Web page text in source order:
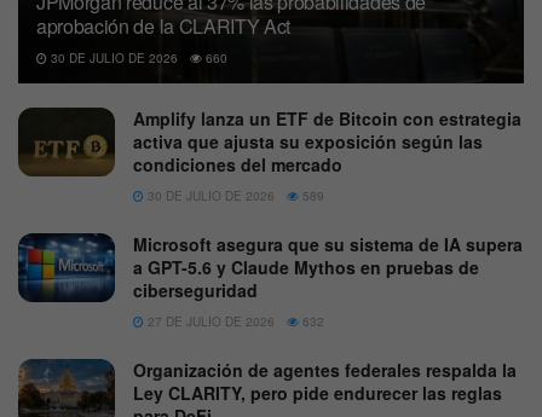
aprobación de la CLARITY Act
30 DE JULIO DE 2026 660
Amplify lanza un ETF de Bitcoin con estrategia
activa que ajusta su exposición según las
condiciones del mercado
30 DE JULIO DE 2026 589
Microsoft asegura que su sistema de IA supera
a GPT-5.6 y Claude Mythos en pruebas de
ciberseguridad
27 DE JULIO DE 2026 632
Organización de agentes federales respalda la
Ley CLARITY, pero pide endurecer las reglas